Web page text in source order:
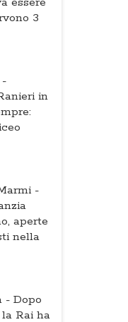
3
-
in
-
aperte
nella
- Dopo
Rai ha